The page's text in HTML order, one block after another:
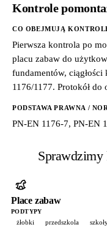
Kontrole
CO OBEJMUJĄ
Pierwsza kontrola po
placu zabaw do
fundamentów,
1176/1177. Protokół
PODSTAWA PRAWNA /
PN-EN 1176-7, PN-EN
Place zabaw
PODTYPY
żłobki przedszkola